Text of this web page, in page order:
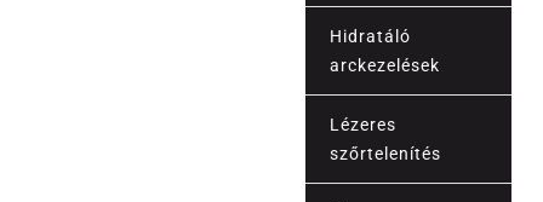
Hidratáló
arckezelések
Lézeres
szőrtelenítés